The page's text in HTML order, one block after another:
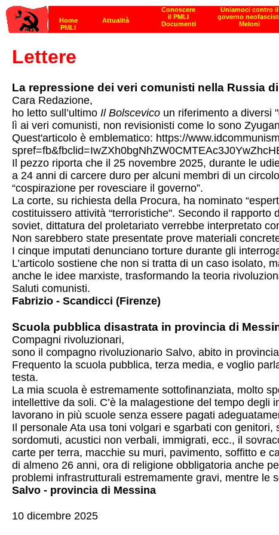
Lettere
La repressione dei veri comunisti nella Russia
Cara Redazione,
ho letto sull’ultimoIl Bolscevicoun riferimento a diversi
lì ai veri comunisti, non revisionisti come lo sono
Quest'articolo è emblematico: https://
Il pezzo riporta che il 25 novembre 2025, durante le
a 24 anni di carcere duro per alcuni membri di un
“cospirazione per rovesciare il governo”.
La corte, su richiesta della Procura, ha nominato
costituissero attività “terroristiche". Secondo il rapporto
soviet, dittatura del proletariato verrebbe interpretato
Non sarebbero state presentate prove materiali
I cinque imputati denunciano torture durante gli
L’articolo sostiene che non si tratta di un caso isolato,
anche le idee marxiste, trasformando la teoria
Saluti comunisti.
Fabrizio - Scandicci (Firenze)
Scuola pubblica disastrata in provincia di
Compagni rivoluzionari,
sono il compagno rivoluzionario Salvo, abito in
Frequento la scuola pubblica, terza media, e voglio
testa.
La mia scuola è estremamente sottofinanziata, molto
intellettive da soli. C’è la malagestione del tempo
lavorano in più scuole senza essere pagati
Il personale Ata usa toni volgari e sgarbati con
sordomuti, acustici non verbali, immigrati, ecc., il
carte per terra, macchie su muri, pavimento, soffitto e
di almeno 26 anni, ora di religione obbligatoria anche
problemi infrastrutturali estremamente gravi, mentre le
Salvo - provincia di Messina
10 dicembre 2025